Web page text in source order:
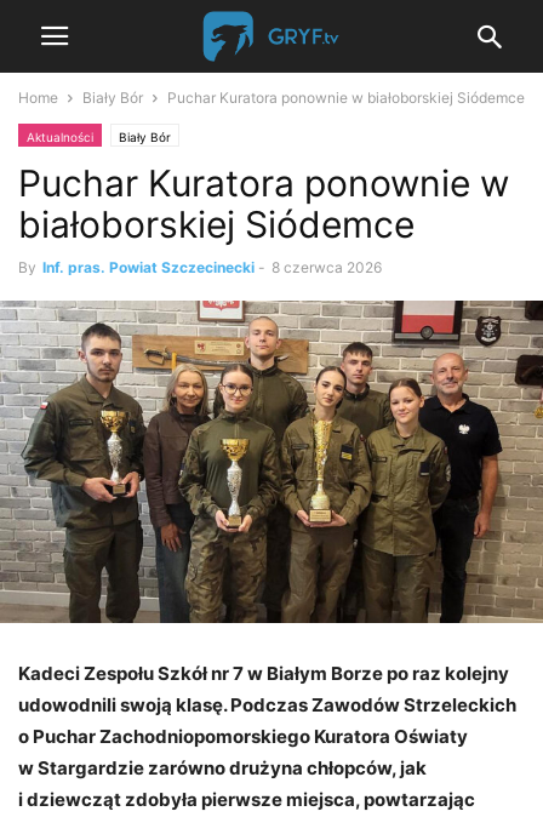
Home Biały Bór Puchar Kuratora ponownie w białoborskiej Siódemce
Aktualności Biały Bór
Puchar Kuratora ponownie w
białoborskiej Siódemce
By Inf. pras. Powiat Szczecinecki - 8 czerwca 2026
Kadeci Zespołu Szkół nr 7 w Białym Borze po raz kolejny
udowodnili swoją klasę. Podczas Zawodów Strzeleckich
o Puchar Zachodniopomorskiego Kuratora Oświaty
w Stargardzie zarówno drużyna chłopców, jak
i dziewcząt zdobyła pierwsze miejsca, powtarzając